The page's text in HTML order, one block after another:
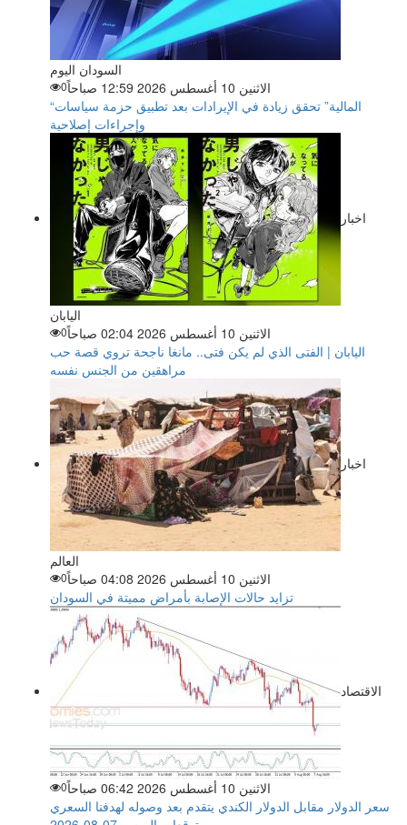
السودان اليوم
الاثنين 10 أغسطس 2026 12:59 صباحاً
0
“المالية” تحقق زيادة في الإيرادات بعد تطبيق حزمة سياسات
وإجراءات إصلاحية
اخبار
اليابان
الاثنين 10 أغسطس 2026 02:04 صباحاً
0
اليابان | الفتى الذي لم يكن فتى.. مانغا ناجحة تروي قصة حب
مراهقين من الجنس نفسه
اخبار
العالم
الاثنين 10 أغسطس 2026 04:08 صباحاً
0
تزايد حالات الإصابة بأمراض مميتة في السودان
الاقتصاد
الاثنين 10 أغسطس 2026 06:42 صباحاً 0
سعر الدولار مقابل الدولار الكندي يتقدم بعد وصوله لهدفنا السعري